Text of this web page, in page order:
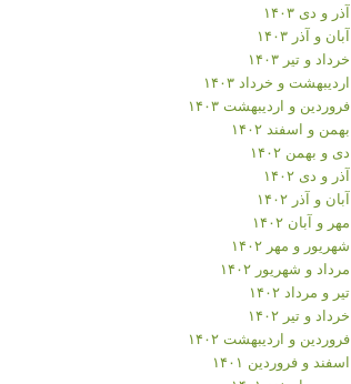
آذر و دی ۱۴۰۳
آبان و آذر ۱۴۰۳
خرداد و تیر ۱۴۰۳
اردیبهشت و خرداد ۱۴۰۳
فروردین و اردیبهشت ۱۴۰۳
بهمن و اسفند ۱۴۰۲
دی و بهمن ۱۴۰۲
آذر و دی ۱۴۰۲
آبان و آذر ۱۴۰۲
مهر و آبان ۱۴۰۲
شهریور و مهر ۱۴۰۲
مرداد و شهریور ۱۴۰۲
تیر و مرداد ۱۴۰۲
خرداد و تیر ۱۴۰۲
فروردین و اردیبهشت ۱۴۰۲
اسفند و فروردین ۱۴۰۱